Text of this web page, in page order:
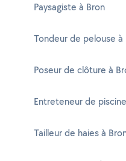
Paysagiste à Bron
Tondeur de pelouse à
Poseur de clôture à
Entreteneur de
Tailleur de haies à